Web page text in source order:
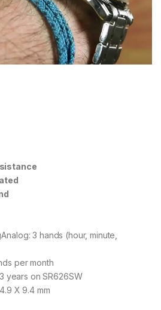
3 hands (hour, minute,
per month
years on SR626SW
X 9.4 mm